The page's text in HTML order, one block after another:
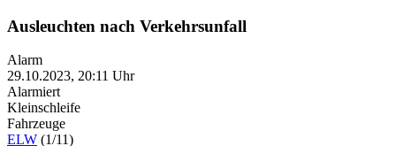
Ausleuchten nach Verkehrsunfall
Alarm
29.10.2023, 20:11 Uhr
Alarmiert
Kleinschleife
Fahrzeuge
ELW (1/11)